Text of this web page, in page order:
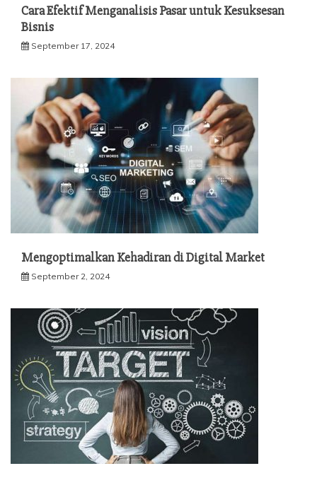
Cara Efektif Menganalisis Pasar untuk Kesuksesan
Bisnis
September 17, 2024
Mengoptimalkan Kehadiran di Digital Market
September 2, 2024